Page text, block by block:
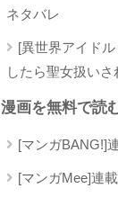
ネタバレ
[異世界アイド
したら聖女扱い
漫画を無料で読
[マンガBANG!]
[マンガMee]連